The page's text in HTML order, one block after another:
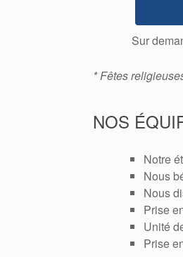
Sur
* Fêtes
NOS
Notre
Nous
Nous
Prise
Unité
Prise